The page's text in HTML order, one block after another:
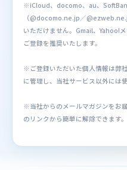
※iCloud、docomo、au、
（@docomo.ne.jp／
いただけません。Gmail、Yahoo!
ご登録を推奨いたします。
※ご登録いただいた個人情報は弊
に管理し、当社サービス以外には
※当社からのメールマガジンをお
のリンクから簡単に解除できます。